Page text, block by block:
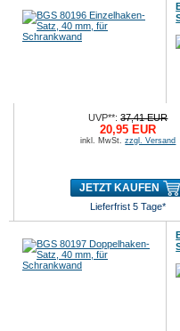
UVP**:37,41 EUR
20,95 EUR
inkl. MwSt.zzgl. Versand
JETZT KAUFEN
Lieferfrist 5 Tage*